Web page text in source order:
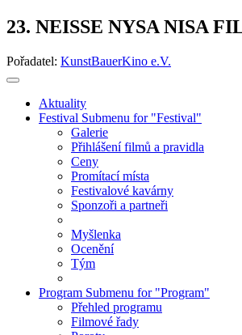
23. NEISSE NYSA NISA
Pořadatel: KunstBauerKino e.V.
Aktuality
Festival Submenu for "Festival"
Galerie
Přihlášení filmů a pravidla
Ceny
Promítací místa
Festivalové kavárny
Sponzoři a partneři
Myšlenka
Ocenění
Tým
Program Submenu for "Program"
Přehled programu
Filmové řady